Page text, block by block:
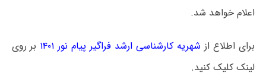
اعلام خواهد شد.
برای اطلاع از شهریه کارشناسی ارشد فراگیر پیام نور ۱۴۰۱
بر روی
لینک کلیک کنید.